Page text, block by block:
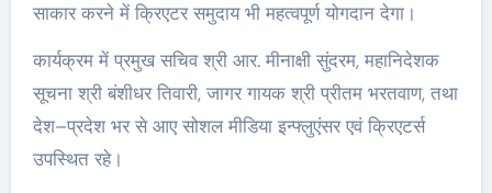
साकार करने में क्रिएटर समुदाय भी महत्वपूर्ण योगदान देगा।
कार्यक्रम में प्रमुख सचिव श्री आर. मीनाक्षी सुंदरम, महानिदेशक
सूचना श्री बंशीधर तिवारी, जागर गायक श्री प्रीतम भरतवाण, तथा
देश–प्रदेश भर से आए सोशल मीडिया इन्फ्लुएंसर एवं क्रिएटर्स
उपस्थित रहे।